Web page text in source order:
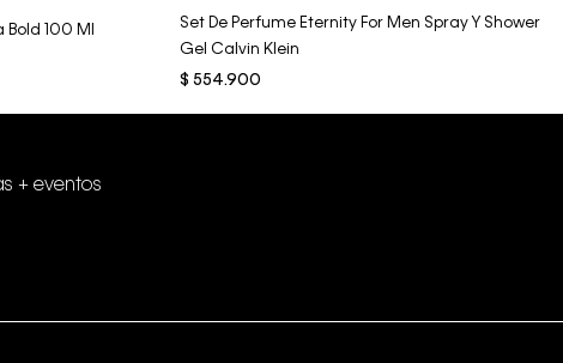
100 Ml
Set De Perfume Eternity For Men Spray Y Shower
Gel Calvin Klein
$ 554.900
+ eventos